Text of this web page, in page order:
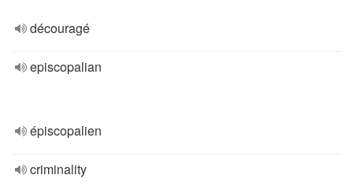
découragé
episcopalian
épiscopalien
criminality